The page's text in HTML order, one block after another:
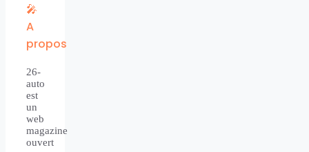
🎤
A
propos
26-
auto
est
un
web
magazine
ouvert